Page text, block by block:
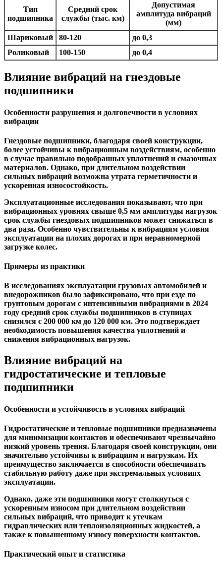
Тип
подшипника
Средний срок
службы (тыс. км)
Допустимая
амплитуда вибраций
(мм)
Шариковый
80-120
до 0,3
Роликовый
100-150 до 0,4
Влияние вибраций на гнездовые
подшипники
Особенности разрушения и долговечности в условиях
вибрации
Гнездовые подшипники, благодаря своей конструкции,
более устойчивы к вибрационным воздействиям, особенно
в случае правильно подобранных уплотнений и смазочных
материалов. Однако, при длительном воздействии
сильных вибраций возможна утрата герметичности и
ускоренная износостойкость.
Эксплуатационные исследования показывают, что при
вибрационных уровнях свыше 0,5 мм амплитуды нагрузок
срок службы гнездовых подшипников может снижаться в
два раза. Особенно чувствительны к вибрациям условия
эксплуатации на плохих дорогах и при неравномерной
загрузке колес.
Примеры из практики
В исследованиях эксплуатации грузовых автомобилей и
внедорожников было зафиксировано, что при езде по
грунтовым дорогам с интенсивными вибрациями в 2024
году средний срок службы подшипников в ступицах
снизился с 200 000 км до 120 000 км. Это подтверждает
необходимость повышения качества уплотнений и
снижения вибрационных нагрузок.
Влияние вибраций на
гидростатические и тепловые
подшипники
Особенности и устойчивость в условиях вибраций
Гидростатические и тепловые подшипники предназначены
для минимизации контактов и обеспечивают чрезвычайно
низкий уровень трения. Благодаря своей конструкции, они
значительно устойчивы к вибрациям и нагрузкам. Их
преимущество заключается в способности обеспечивать
стабильную работу даже при экстремальных условиях
эксплуатации.
Однако, даже эти подшипники могут столкнуться с
ускоренным износом при длительном воздействии
сильных вибраций, что приводит к утечкам
гидравлических или теплоизоляционных жидкостей, а
также к повышенному износу поверхности контактов.
Практический опыт и статистика